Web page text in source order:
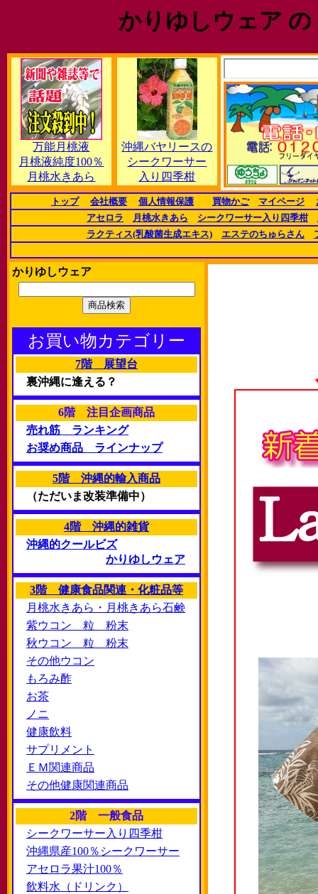
かりゆしウェア
万能月桃液
月桃液純度100％
月桃水きあら
沖縄バヤリースの
シークワーサー
入り四季柑
トップ 会社概要 個人情報保護 買物かご マイページ
アセロラ
月桃水きあら シークワーサー入り四季柑
ラクティス(乳酸菌生成エキス)
エステのちゅらさん
かりゆしウェア
お買い物カテゴリー
7階 展望台
裏沖縄に逢える？
6階 注目企画商品
売れ筋 ランキング
お奨め商品 ラインナップ
5階 沖縄的輸入商品
（ただいま改装準備中）
4階 沖縄的雑貨
沖縄的クールビズ
かりゆしウェア
3階 健康食品関連・化粧品等
月桃水きあら・月桃きあら石鹸
紫ウコン 粒 粉末
秋ウコン 粒 粉末
その他ウコン
もろみ酢
お茶
ノニ
健康飲料
サプリメント
ＥＭ関連商品
その他健康関連商品
2階 一般食品
シークワーサー入り四季柑
沖縄県産100％シークワーサー
アセロラ果汁100％
飲料水（ドリンク）